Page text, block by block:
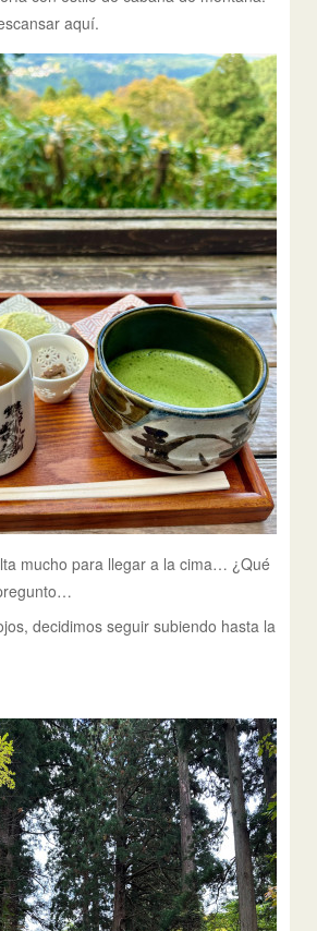
aquí.
mucho para llegar a la cima… ¿Qué
decidimos seguir subiendo hasta la